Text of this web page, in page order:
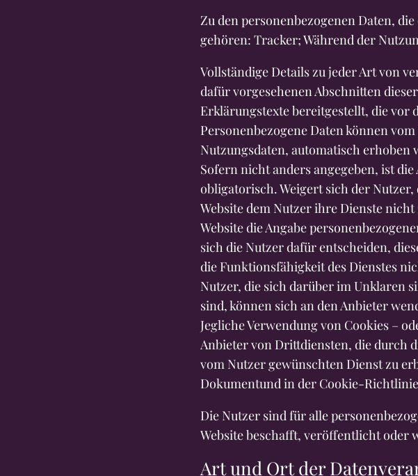
Zu den personenbezogenen Daten,
gehören: Tracker; Während der
Vollständige Details zu jeder Art von
dafür vorgesehenen Abschnitten
Erklärungstexte bereitgestellt, die vor
Personenbezogene Daten können
Nutzungsdaten, automatisch erhoben
Sofern nicht anders angegeben, ist
obligatorisch. Weigert sich der Nutzer,
Website dem Nutzer ihre Dienste
Website die Angabe
sich die Nutzer dafür entscheiden,
die Funktionsfähigkeit des Dienstes
Nutzer, die sich darüber im Unklaren
sind, können sich an den Anbieter
Jegliche Verwendung von Cookies –
Anbieter von Drittdiensten, die durch
vom Nutzer gewünschten Dienst zu
Dokumentund in der Cookie-
Die Nutzer sind für alle
Website beschafft, veröffentlicht oder
Art und Ort der